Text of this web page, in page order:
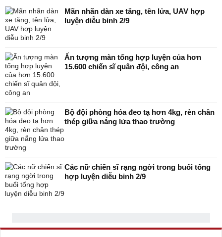
Mãn nhãn dàn xe tăng, tên lửa, UAV hợp
luyện diễu binh 2/9
Ấn tượng màn tổng hợp luyện của hơn
15.600 chiến sĩ quân đội, công an
Bộ đội phòng hóa đeo tạ hơn 4kg, rèn chân
thép giữa nắng lửa thao trường
Các nữ chiến sĩ rạng ngời trong buổi tổng
hợp luyện diễu binh 2/9